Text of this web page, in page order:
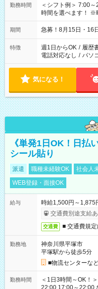
勤務時間
＜シフト例＞ 7:00～23:00
時間を選べます！ ※
期間 急募！8月15日・16日
特徴 週1日からOK / 履歴
電話対応なし / パソ
気になる！
《単発1日OK！日払
シール貼り
派遣 職種未経験OK 社会人
WEB登録・面接OK
給与
時給1,500円～1,875
交通費別途支給あ
交通費 ■ 交通費規
勤務地
神奈川県平塚市
平塚駅から徒歩5分
■物流センターな
勤務時間
＜1日3時間～OK！＞ ▼ 例えば… ▼ 15:00～18:00 15:00～
22:00 17:00～22:00 など こちら以外の時間もお気軽